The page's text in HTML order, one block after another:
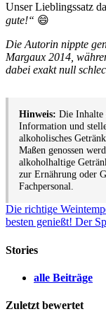
Unser Lieblingssatz
gute!“ 😄
Die Autorin nippte
Margaux 2014,
dabei exakt null
Hinweis: Die Inhalte
Information und
alkoholisches
Maßen genossen
alkoholhaltige
zur Ernährung oder
Fachpersonal.
Die richtige
besten genießt! Der
Stories
alle Beiträge
Zuletzt bewertet